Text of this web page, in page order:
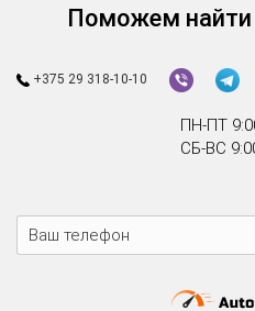
Поможем найти
+375 29 318-10-10
ПН-ПТ
СБ-ВС